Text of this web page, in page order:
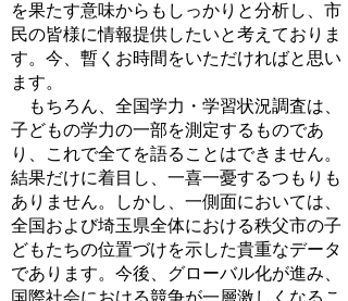
を果たす意味からもしっかりと分析し、市
民の皆様に情報提供したいと考えておりま
す。今、暫くお時間をいただければと思い
ます。
もちろん、全国学力・学習状況調査は、
子どもの学力の一部を測定するものであ
り、これで全てを語ることはできません。
結果だけに着目し、一喜一憂するつもりも
ありません。しかし、一側面においては、
全国および埼玉県全体における秩父市の子
どもたちの位置づけを示した貴重なデータ
であります。今後、グローバル化が進み、